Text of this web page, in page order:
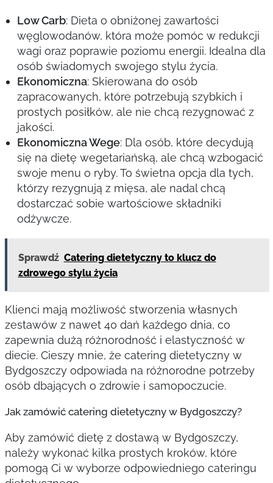
Low Carb: Dieta o obniżonej zawartości
węglowodanów, która może pomóc w redukcji
wagi oraz poprawie poziomu energii. Idealna dla
osób świadomych swojego stylu życia.
Ekonomiczna: Skierowana do osób
zapracowanych, które potrzebują szybkich i
prostych posiłków, ale nie chcą rezygnować z
jakości.
Ekonomiczna Wege: Dla osób, które decydują
się na dietę wegetariańską, ale chcą wzbogacić
swoje menu o ryby. To świetna opcja dla tych,
którzy rezygnują z mięsa, ale nadal chcą
dostarczać sobie wartościowe składniki
odżywcze.
Sprawdź Catering dietetyczny to klucz do
zdrowego stylu życia
Klienci mają możliwość stworzenia własnych
zestawów z nawet 40 dań każdego dnia, co
zapewnia dużą różnorodność i elastyczność w
diecie. Cieszy mnie, że catering dietetyczny w
Bydgoszczy odpowiada na różnorodne potrzeby
osób dbających o zdrowie i samopoczucie.
Jak zamówić catering dietetyczny w Bydgoszczy?
Aby zamówić dietę z dostawą w Bydgoszczy,
należy wykonać kilka prostych kroków, które
pomogą Ci w wyborze odpowiedniego cateringu